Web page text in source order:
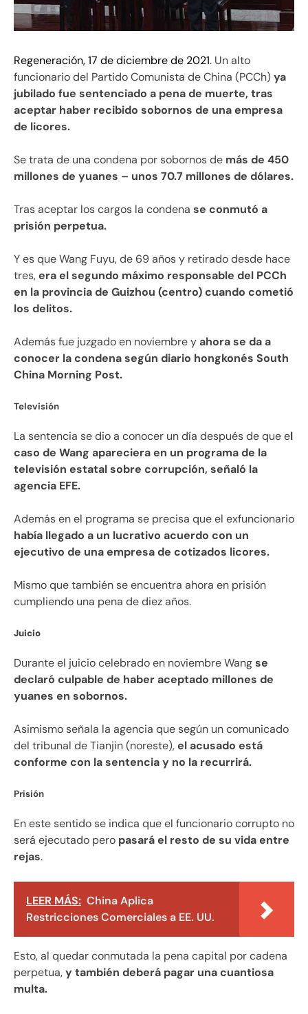
Regeneración, 17 de diciembre de 2021. Un alto
funcionario del Partido Comunista de China (PCCh)ya
jubilado fue sentenciado a pena de muerte, tras
aceptar haber recibido sobornos de una empresa
de licores.
Se trata de una condena por sobornos de más de 450
millones de yuanes – unos 70.7 millones de dólares.
Tras aceptar los cargos la condena se conmutó a
prisión perpetua.
Y es que Wang Fuyu, de 69 años y retirado desde hace
tres,era el segundo máximo responsable del PCCh
en la provincia de Guizhou (centro) cuando cometió
los delitos.
Además fue juzgado en noviembre yahora se da a
conocer la condena según diario hongkonés South
China Morning Post.
Televisión
La sentencia se dio a conocer un día después de que el
caso de Wang apareciera en un programa de la
televisión estatal sobre corrupción, señaló la
agencia EFE.
Además en el programa se precisa que el exfuncionario
había llegado a un lucrativo acuerdo con un
ejecutivo de una empresa de cotizados licores.
Mismo que también se encuentra ahora en prisión
cumpliendo una pena de diez años.
Juicio
Durante el juicio celebrado en noviembre Wangse
declaró culpable de haber aceptado millones de
yuanes en sobornos.
Asimismo señala la agencia que según un comunicado
del tribunal de Tianjin (noreste),el acusado está
conforme con la sentencia y no la recurrirá.
Prisión
En este sentido se indica que el funcionario corrupto no
será ejecutado pero pasará el resto de su vida entre
rejas.
LEER MÁS: China Aplica
Restricciones Comerciales a EE. UU.
Esto, al quedar conmutada la pena capital por cadena
perpetua,y también deberá pagar una cuantiosa
multa.